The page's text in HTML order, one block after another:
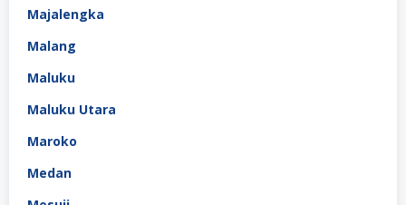
Majalengka
Malang
Maluku
Maluku Utara
Maroko
Medan